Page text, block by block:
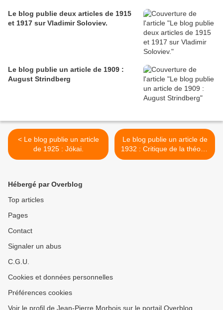
Le blog publie deux articles de 1915
et 1917 sur Vladimir Soloviev.
Le blog publie un article de 1909 :
August Strindberg
< Le blog publie un article
de 1925 : Jókai.
Le blog publie un article de
1932 : Critique de la théorie
de la littérature de Lassalle
Hébergé par Overblog
Top articles
Pages
Contact
Signaler un abus
C.G.U.
Cookies et données personnelles
Préférences cookies
Voir le profil de Jean-Pierre Morbois sur le portail Overblog